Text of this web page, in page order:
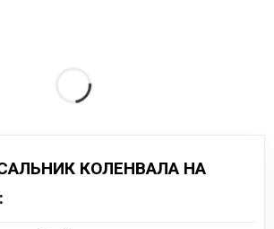
КОЛЕНВАЛА НА